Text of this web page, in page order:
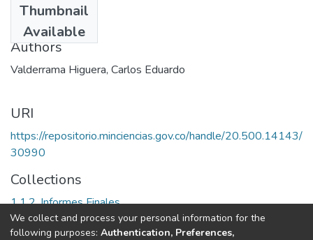
Thumbnail
Available
1995
Authors
Valderrama Higuera, Carlos Eduardo
URI
https://repositorio.minciencias.gov.co/handle/20.500.14143/
30990
Collections
1.1.2. Informes Finales
Full item page
We collect and process your personal information for the
following purposes: Authentication, Preferences,